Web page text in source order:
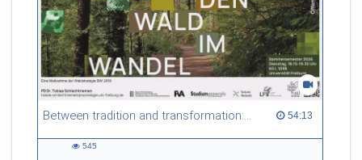
Between tradition and transformation: how owners, advisers and institutions co-create knowledge for resilient forests in Europe 54:13
54:13 duration
545